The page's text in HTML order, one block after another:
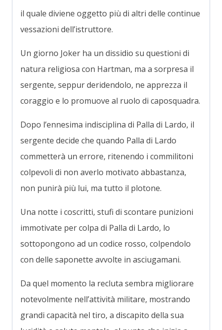
il quale diviene oggetto più di altri delle continue
vessazioni dell’istruttore.
Un giorno Joker ha un dissidio su questioni di
natura religiosa con Hartman, ma a sorpresa il
sergente, seppur deridendolo, ne apprezza il
coraggio e lo promuove al ruolo di caposquadra.
Dopo l’ennesima indisciplina di Palla di Lardo, il
sergente decide che quando Palla di Lardo
commetterà un errore, ritenendo i commilitoni
colpevoli di non averlo motivato abbastanza,
non punirà più lui, ma tutto il plotone.
Una notte i coscritti, stufi di scontare punizioni
immotivate per colpa di Palla di Lardo, lo
sottopongono ad un codice rosso, colpendolo
con delle saponette avvolte in asciugamani.
Da quel momento la recluta sembra migliorare
notevolmente nell’attività militare, mostrando
grandi capacità nel tiro, a discapito della sua